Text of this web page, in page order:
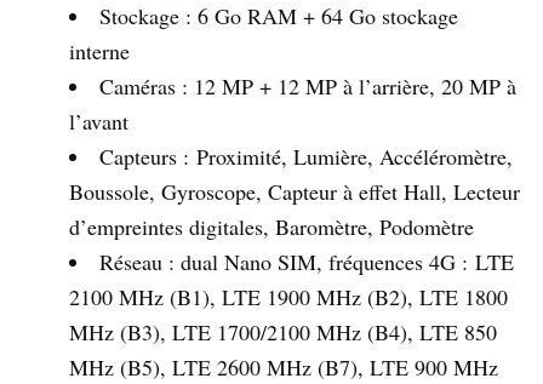
Stockage : 6 Go RAM + 64 Go stockage
interne
Caméras : 12 MP + 12 MP à l’arrière, 20 MP à
l’avant
Capteurs : Proximité, Lumière, Accéléromètre,
Boussole, Gyroscope, Capteur à effet Hall, Lecteur
d’empreintes digitales, Baromètre, Podomètre
Réseau : dual Nano SIM, fréquences 4G : LTE
2100 MHz (B1), LTE 1900 MHz (B2), LTE 1800
MHz (B3), LTE 1700/2100 MHz (B4), LTE 850
MHz (B5), LTE 2600 MHz (B7), LTE 900 MHz